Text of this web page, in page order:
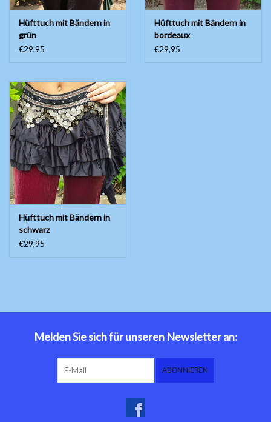
Catsuits / Saidi & Hagalla
Kleider
Yoga Kleidung
Schmuck
Neu!
Hüfttuch mit Bändern in
grün
€29,95
Hüfttuch mit Bändern in
bordeaux
€29,95
Hüfttuch mit Bändern in
schwarz
€29,95
Melden Sie sich für unseren Newsletter an:
ABONNIEREN